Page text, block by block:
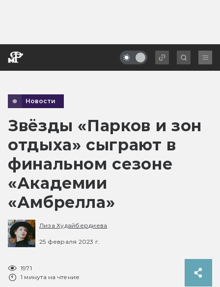
Новости
Звёзды «Парков и зон
отдыха» сыграют в
финальном сезоне
«Академии
«Амбрелла»
Лиза Худайбердиева
25 февраля 2023 г.
1971
1 минута на чтение